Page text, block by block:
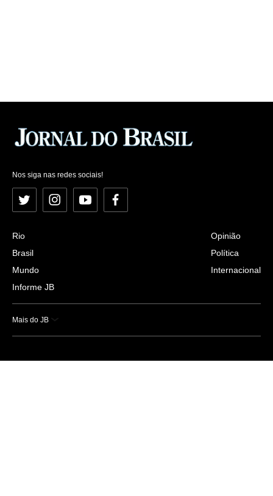
Nos siga nas redes sociais!
Twitter InstagramYouTubeFacebook
Rio
Brasil
Mundo
Informe JB
Opinião
Política
Internacional
Mais do JB
Esportes